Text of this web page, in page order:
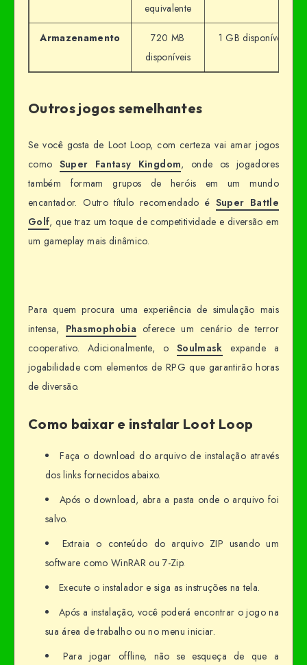
equivalente
Armazenamento
720 MB
disponíveis
1 GB disponíveis
Outros jogos semelhantes
Se você gosta de Loot Loop, com certeza vai amar jogos
como Super Fantasy Kingdom, onde os jogadores
também formam grupos de heróis em um mundo
encantador. Outro título recomendado é Super Battle
Golf, que traz um toque de competitividade e diversão em
um gameplay mais dinâmico.
Para quem procura uma experiência de simulação mais
intensa, Phasmophobia oferece um cenário de terror
cooperativo. Adicionalmente, o Soulmask expande a
jogabilidade com elementos de RPG que garantirão horas
de diversão.
Como baixar e instalar Loot Loop
Faça o download do arquivo de instalação através
dos links fornecidos abaixo.
Após o download, abra a pasta onde o arquivo foi
salvo.
Extraia o conteúdo do arquivo ZIP usando um
software como WinRAR ou 7-Zip.
Execute o instalador e siga as instruções na tela.
Após a instalação, você poderá encontrar o jogo na
sua área de trabalho ou no menu iniciar.
Para jogar offline, não se esqueça de que a